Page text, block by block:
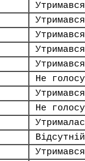
Утримався
Утримався
Утримався
Утримався
Утримався
Не
Утримався
Не
Відсутній
Утримався